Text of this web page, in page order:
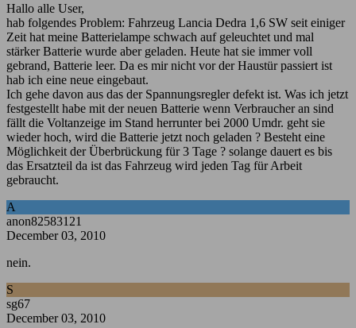
Hallo alle User,
hab folgendes Problem: Fahrzeug Lancia Dedra 1,6 SW seit einiger
Zeit hat meine Batterielampe schwach auf geleuchtet und mal
stärker Batterie wurde aber geladen. Heute hat sie immer voll
gebrand, Batterie leer. Da es mir nicht vor der Haustür passiert ist
hab ich eine neue eingebaut.
Ich gehe davon aus das der Spannungsregler defekt ist. Was ich jetzt
festgestellt habe mit der neuen Batterie wenn Verbraucher an sind
fällt die Voltanzeige im Stand herrunter bei 2000 Umdr. geht sie
wieder hoch, wird die Batterie jetzt noch geladen ? Besteht eine
Möglichkeit der Überbrückung für 3 Tage ? solange dauert es bis
das Ersatzteil da ist das Fahrzeug wird jeden Tag für Arbeit
gebraucht.
A
anon82583121
December 03, 2010
nein.
S
sg67
December 03, 2010